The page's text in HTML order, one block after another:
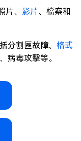
、 影片、檔案和
分割區故障、 格式
病毒攻擊等。